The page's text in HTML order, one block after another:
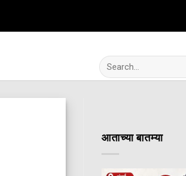
आताच्या बातम्या